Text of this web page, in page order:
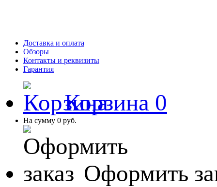
Доставка и оплата
Обзоры
Контакты и реквизиты
Гарантия
Корзина 0
На сумму 0 руб.
Оформить